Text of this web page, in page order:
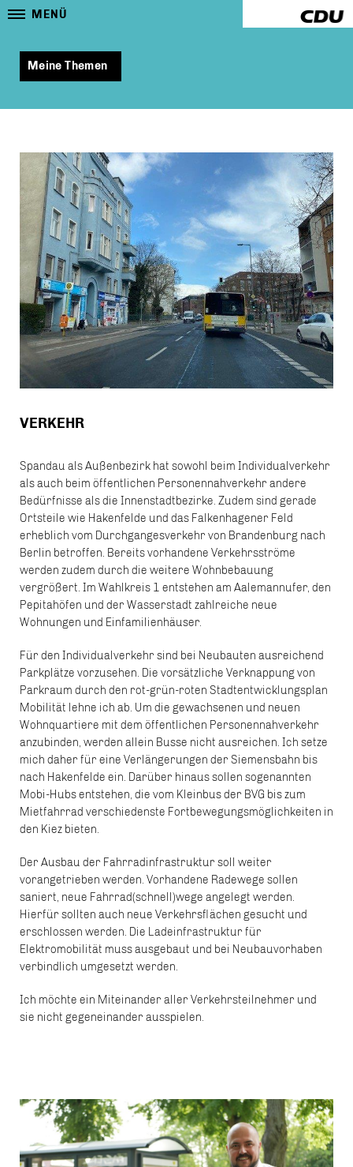
MENÜ
Meine Themen
VERKEHR
Spandau als Außenbezirk hat sowohl beim Individualverkehr
als auch beim öffentlichen Personennahverkehr andere
Bedürfnisse als die Innenstadtbezirke. Zudem sind gerade
Ortsteile wie Hakenfelde und das Falkenhagener Feld
erheblich vom Durchgangesverkehr von Brandenburg nach
Berlin betroffen. Bereits vorhandene Verkehrsströme
werden zudem durch die weitere Wohnbebauung
vergrößert. Im Wahlkreis 1 entstehen am Aalemannufer, den
Pepitahöfen und der Wasserstadt zahlreiche neue
Wohnungen und Einfamilienhäuser.
Für den Individualverkehr sind bei Neubauten ausreichend
Parkplätze vorzusehen. Die vorsätzliche Verknappung von
Parkraum durch den rot-grün-roten Stadtentwicklungsplan
Mobilität lehne ich ab. Um die gewachsenen und neuen
Wohnquartiere mit dem öffentlichen Personennahverkehr
anzubinden, werden allein Busse nicht ausreichen. Ich setze
mich daher für eine Verlängerungen der Siemensbahn bis
nach Hakenfelde ein. Darüber hinaus sollen sogenannten
Mobi-Hubs entstehen, die vom Kleinbus der BVG bis zum
Mietfahrrad verschiedenste Fortbewegungsmöglichkeiten in
den Kiez bieten.
Der Ausbau der Fahrradinfrastruktur soll weiter
vorangetrieben werden. Vorhandene Radewege sollen
saniert, neue Fahrrad(schnell)wege angelegt werden.
Hierfür sollten auch neue Verkehrsflächen gesucht und
erschlossen werden. Die Ladeinfrastruktur für
Elektromobilität muss ausgebaut und bei Neubauvorhaben
verbindlich umgesetzt werden.
Ich möchte ein Miteinander aller Verkehrsteilnehmer und
sie nicht gegeneinander ausspielen.